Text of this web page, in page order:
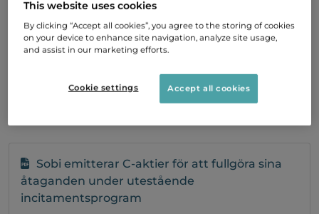
åtaganden under
utestående
incitamentsprogram
Sobi emitterar C-aktier för att fullgöra sina
åtaganden under utestående
incitamentsprogram
This website uses cookies
By clicking “Accept all cookies”, you agree to the storing of cookies
on your device to enhance site navigation, analyze site usage,
and assist in our marketing efforts.
Cookie settings Accept all cookies